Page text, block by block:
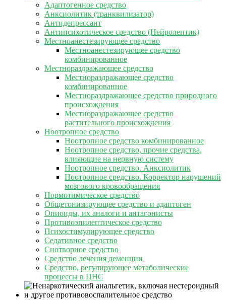
Адаптогенное средство
Анксиолитик (транквилизатор)
Антидепрессант
Антипсихотическое средство (Нейролептик)
Местноанестезирующее средство
Местноанестезирующее средство
комбинированное
Местнораздражающее средство
Местнораздражающее средство
комбинированное
Местнораздражающее средство природного
происхождения
Местнораздражающее средство
растительного происхождения
Ноотропное средство
Ноотропное средство комбинированное
Ноотропное средство, прочие средства,
влияющие на нервную систему
Ноотропное средство. Анксиолитик
Ноотропное средство. Корректор нарушений
мозгового кровообращения
Нормотимическое средство
Общетонизирующее средство и адаптоген
Опиоиды, их аналоги и антагонисты
Противоэпилептическое средство
Психостимулирующее средство
Седативное средство
Снотворное средство
Средство лечения деменции
Средство, регулирующее метаболические
процессы в ЦНС